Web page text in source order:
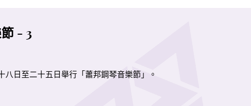
- 3
八日至二十五日舉行「蕭邦鋼琴音樂節」。